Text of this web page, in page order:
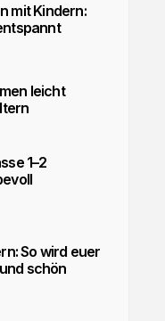
mit Kindern:
leicht
1–2
So wird euer
schön